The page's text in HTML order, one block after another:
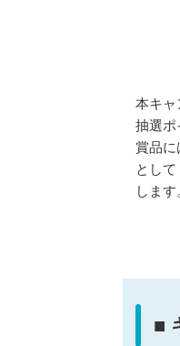
本キャ
抽選ポ
賞品
とし
します
■